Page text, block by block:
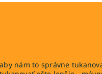
nám to správne